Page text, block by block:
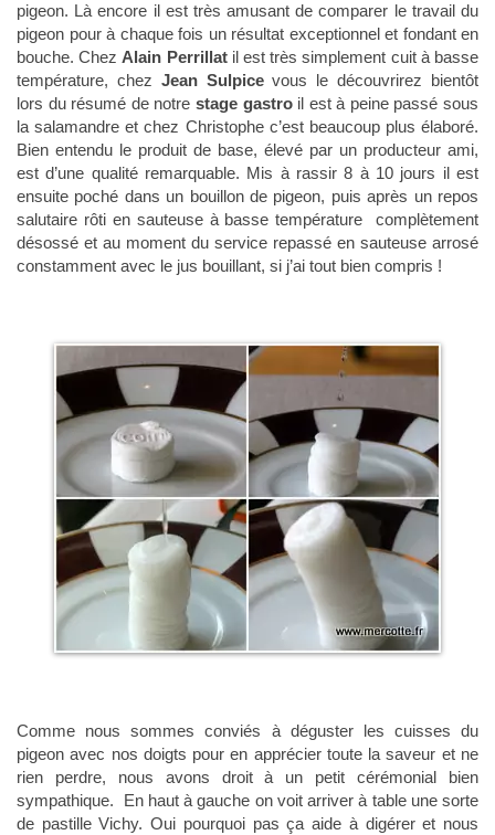
pigeon. Là encore il est très amusant de comparer le travail du
pigeon pour à chaque fois un résultat exceptionnel et fondant en
bouche. ChezAlain Perrillatil est très simplement cuit à basse
température, chez Jean Sulpicevous le découvrirez bientôt
lors du résumé de notre stage gastroil est à peine passé sous
la salamandre et chez Christophe c’est beaucoup plus élaboré.
Bien entendu le produit de base, élevé par un producteur ami,
est d’une qualité remarquable. Mis à rassir 8 à 10 jours il est
ensuite poché dans un bouillon de pigeon, puis après un repos
salutaire rôti en sauteuse à basse température complètement
désossé et au moment du service repassé en sauteuse arrosé
constamment avec le jus bouillant, si j’ai tout bien compris !
Comme nous sommes conviés à déguster les cuisses du
pigeon avec nos doigts pour en apprécier toute la saveur et ne
rien perdre, nous avons droit à un petit cérémonial bien
sympathique. En haut à gauche on voit arriver à table une sorte
de pastille Vichy. Oui pourquoi pas ça aide à digérer et nous